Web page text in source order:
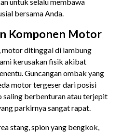
bersama Anda.
Komponen Motor
motor ditinggal di lambung
kerusakan fisik akibat
Guncangan ombak yang
motor tergeser dari posisi
saling berbenturan atau terjepit
parkirnya sangat rapat.
stang, spion yang bengkok,